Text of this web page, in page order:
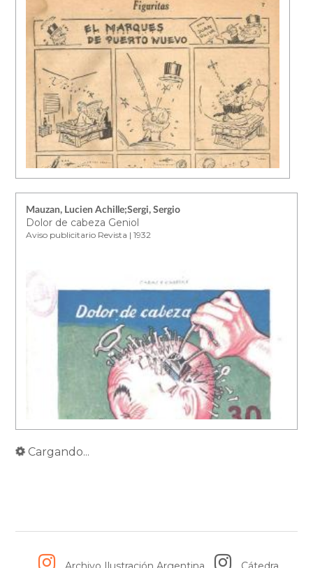
Mauzan, Lucien Achille;Sergi, Sergio
Dolor de cabeza Geniol
Aviso publicitario Revista | 1932
Cargando...